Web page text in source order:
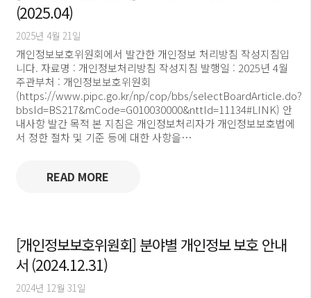
(2025.04)
2025년 4월 21일
개인정보보호위원회에서 발간한 개인정보 처리방침 작성지침입
니다. 자료명 : 개인정보처리방침 작성지침 발행일 : 2025년 4월
주관부처 : 개인정보보호위원회
(https://www.pipc.go.kr/np/cop/bbs/selectBoardArticle.do?
bbsId=BS217&mCode=G010030000&nttId=11134#LINK) 안
내사항 발간 목적 본 지침은 개인정보처리자가 개인정보보호법에
서 정한 절차 및 기준 등에 대한 사항을…
READ MORE
[개인정보보호위원회] 분야별 개인정보 보호 안내
서 (2024.12.31)
2024년 12월 31일